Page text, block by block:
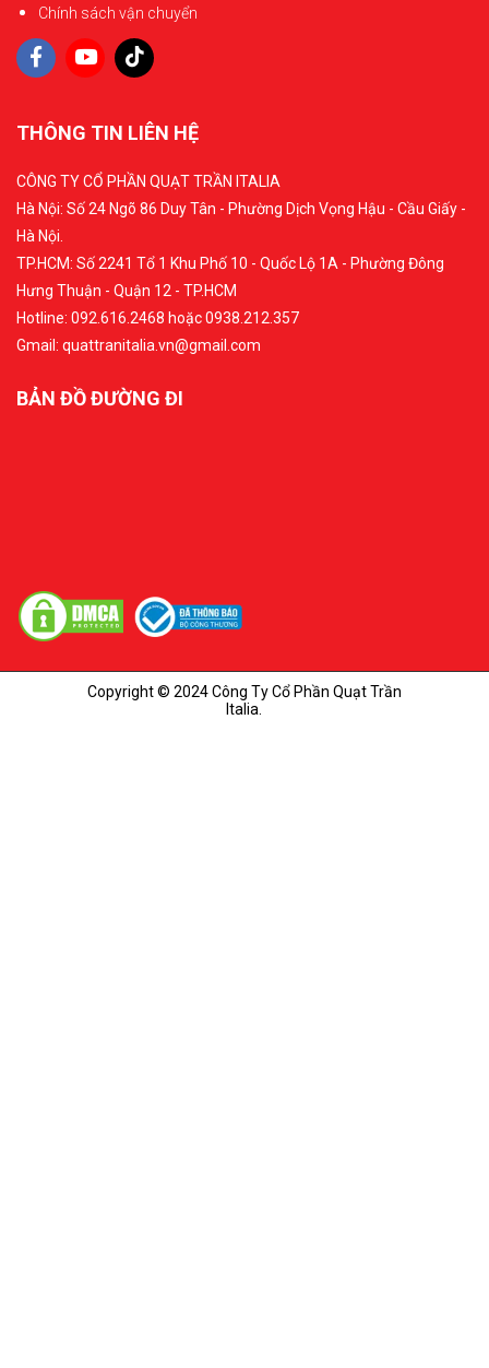
Chính sách vận chuyển
THÔNG TIN LIÊN HỆ
CÔNG TY CỔ PHẦN QUẠT TRẦN ITALIA
Hà Nội: Số 24 Ngõ 86 Duy Tân - Phường Dịch Vọng Hậu - Cầu Giấy -
Hà Nội.
TP.HCM: Số 2241 Tổ 1 Khu Phố 10 - Quốc Lộ 1A - Phường Đông
Hưng Thuận - Quận 12 - TP.HCM
Hotline: 092.616.2468 hoặc 0938.212.357
Gmail: quattranitalia.vn@gmail.com
BẢN ĐỒ ĐƯỜNG ĐI
Copyright © 2024 Công Ty Cổ Phần Quạt Trần
Italia.